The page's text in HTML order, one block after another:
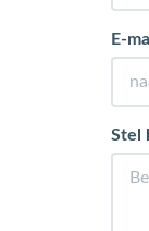
E-
Stel